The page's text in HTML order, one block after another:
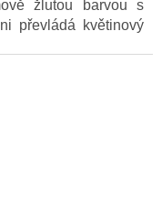
žlutou barvou s
převládá květinový